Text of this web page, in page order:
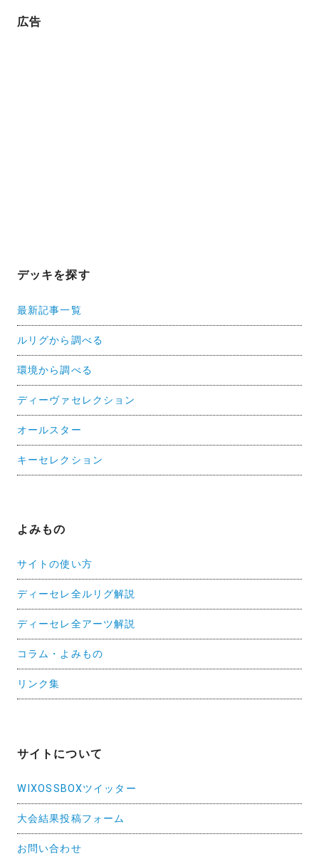
広告
デッキを探す
最新記事一覧
ルリグから調べる
環境から調べる
ディーヴァセレクション
オールスター
キーセレクション
よみもの
サイトの使い方
ディーセレ全ルリグ解説
ディーセレ全アーツ解説
コラム・よみもの
リンク集
サイトについて
WIXOSSBOXツイッター
大会結果投稿フォーム
お問い合わせ